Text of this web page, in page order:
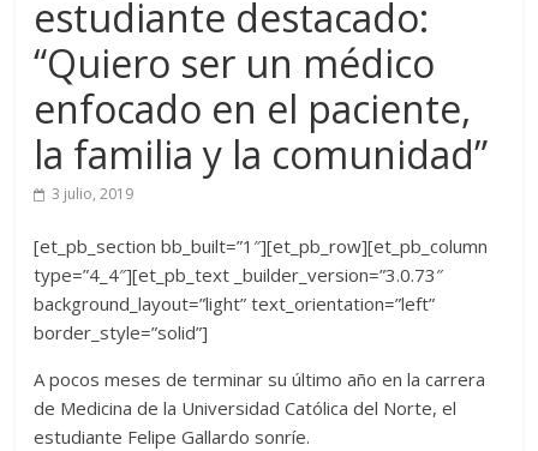
estudiante destacado:
“Quiero ser un médico
enfocado en el paciente,
la familia y la comunidad”
3 julio, 2019
[et_pb_section bb_built=”1″][et_pb_row][et_pb_column
type=”4_4″][et_pb_text _builder_version=”3.0.73″
background_layout=”light” text_orientation=”left”
border_style=”solid”]
A pocos meses de terminar su último año en la carrera
de Medicina de la Universidad Católica del Norte, el
estudiante Felipe Gallardo sonríe.